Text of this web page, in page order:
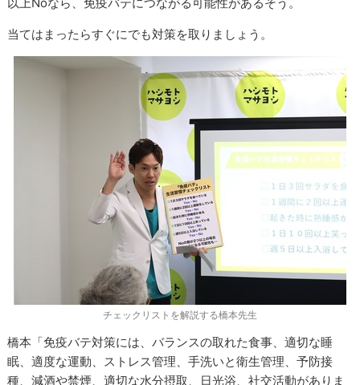
当てはまったらすぐにでも対策を取りましょう。
チェックリストを解説する橋本先生
橋本「免疫バテ対策には、バランスの取れた食事、適切な睡
眠、適度な運動、ストレス管理、手洗いと衛生管理、予防接
種、減酒や禁煙、適切な水分摂取、日光浴、社交活動がありま